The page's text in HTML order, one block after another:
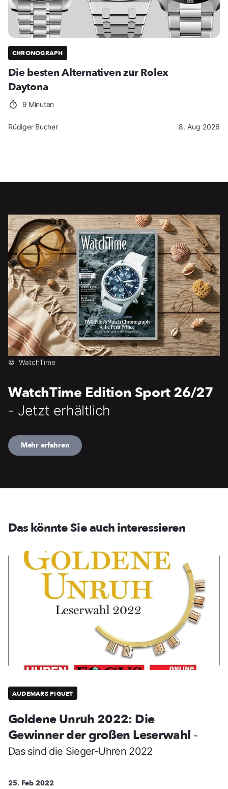
CHRONOGRAPH
Die besten Alternativen zur Rolex
Daytona
9 Minuten
Rüdiger Bucher 8. Aug 2026
© WatchTime
WatchTime Edition Sport 26/27
- Jetzt erhältlich
Mehr erfahren
Das könnte Sie auch interessieren
AUDEMARS PIGUET
Goldene Unruh 2022: Die
Gewinner der großen Leserwahl -
Das sind die Sieger-Uhren 2022
25. Feb 2022